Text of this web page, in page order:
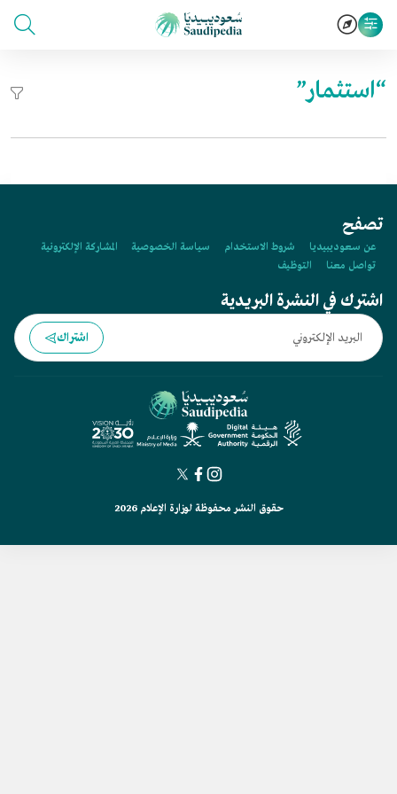
“استثمار”
تصفح
عن سعوديبيديا شروط الاستخدام سياسة الخصوصية
المشاركة الإلكترونية
تواصل معنا
التوظيف
اشترك في النشرة البريدية
اشتراك
حقوق النشر محفوظة لوزارة الإعلام 2026